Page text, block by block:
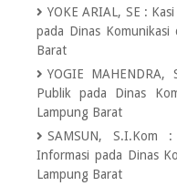
YOKE ARIAL, SE :
pada Dinas
Barat
YOGIE MAHENDRA,
Publik pada Dinas
Lampung Barat
SAMSUN, S.I.Kom
:
Informasi pada Dinas
Lampung Barat